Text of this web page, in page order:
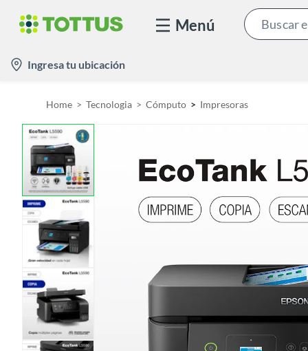
Menú
Ingresa tu ubicación
Home Tecnologia Cómputo Impresoras